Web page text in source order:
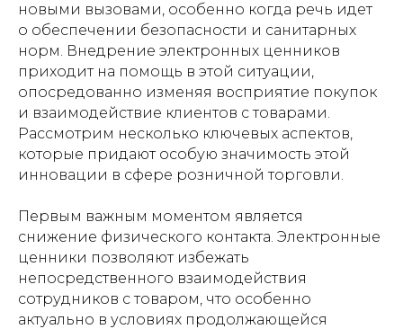
новыми вызовами, особенно когда речь идет
о обеспечении безопасности и санитарных
норм. Внедрение электронных ценников
приходит на помощь в этой ситуации,
опосредованно изменяя восприятие покупок
и взаимодействие клиентов с товарами.
Рассмотрим несколько ключевых аспектов,
которые придают особую значимость этой
инновации в сфере розничной торговли.
Первым важным моментом является
снижение физического контакта. Электронные
ценники позволяют избежать
непосредственного взаимодействия
сотрудников с товаром, что особенно
актуально в условиях продолжающейся